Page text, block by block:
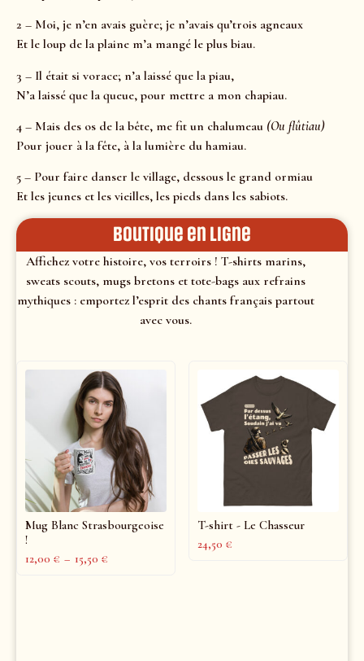
2 – Moi, je n’en avais guère; je n’avais qu’trois agneaux
Et le loup de la plaine m’a mangé le plus biau.
3 – Il était si vorace; n’a laissé que la piau,
N’a laissé que la queue, pour mettre a mon chapiau.
4 – Mais des os de la bête, me fit un chalumeau (Ou flûtiau)
Pour jouer à la fête, à la lumière du hamiau.
5 – Pour faire danser le village, dessous le grand ormiau
Et les jeunes et les vieilles, les pieds dans les sabiots.
Boutique en ligne
Affichez votre histoire, vos terroirs ! T-shirts marins,
sweats scouts, mugs bretons et tote-bags aux refrains
mythiques : emportez l’esprit des chants français partout
avec vous.
Mug Blanc Strasbourgeoise
!
12,00 € – 15,50 €
T-shirt - Le Chasseur
24,50 €